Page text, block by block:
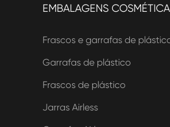
EMBALAGENS
Frascos e garrafas de
Garrafas de plástico
Frascos de plástico
Jarras Airless